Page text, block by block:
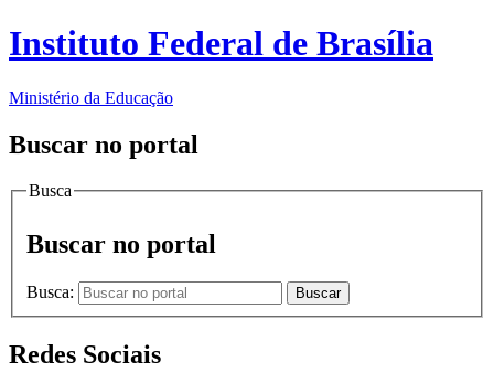
Instituto Federal de Brasília
Ministério da Educação
Buscar no portal
Busca
Buscar no portal
Busca: Buscar
Redes Sociais